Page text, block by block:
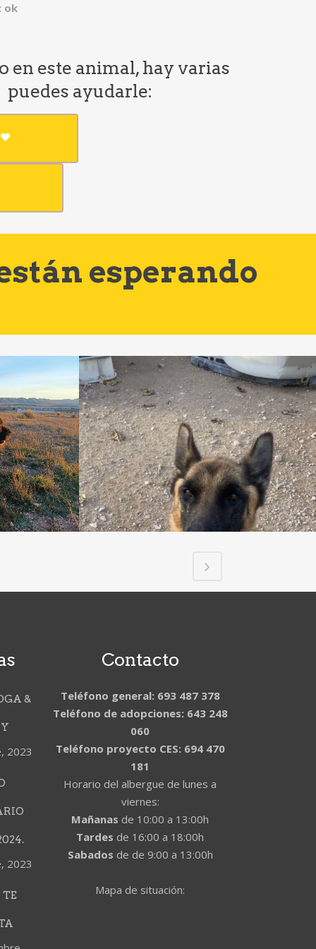
ok
en este animal, hay varias
puedes ayudarle:
esperando
&
2023
2023
Contacto
Teléfono general: 693 487 378
Teléfono de adopciones: 643 248
060
Teléfono proyecto CES: 694 470
181
Horario del albergue de lunes a
viernes:
Mañanas de 10:00 a 13:00h
Tardes de 16:00 a 18:00h
Sabados de de 9:00 a 13:00h
Mapa de situación: